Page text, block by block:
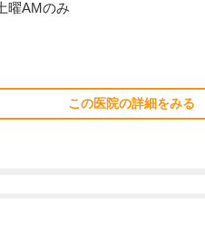
曜AMのみ
この医院の詳細をみる